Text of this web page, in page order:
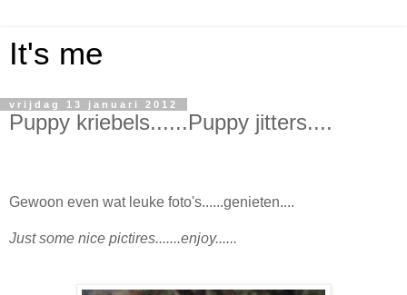
It's me
vrijdag 13 januari 2012
Puppy kriebels......Puppy jitters....
Gewoon even wat leuke foto's......genieten....
Just some nice pictires.......enjoy......